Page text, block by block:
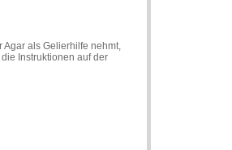
Agar als Gelierhilfe nehmt,
Instruktionen auf der